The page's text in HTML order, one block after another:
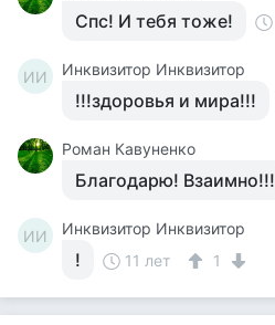
Спс! И тебя тоже!
ИИ Инквизитор Инквизитор
!!!здоровья и мира!!!
Роман Кавуненко
Благодарю! Взаимно!!!
ИИ Инквизитор Инквизитор
! 11 лет 1